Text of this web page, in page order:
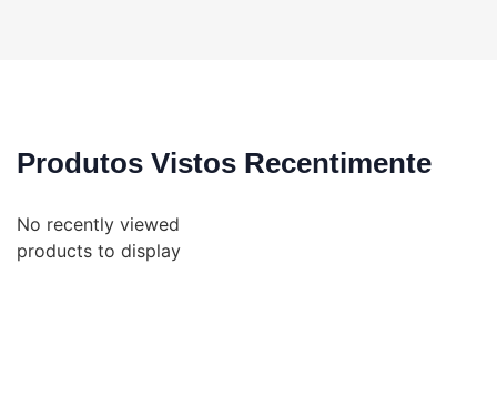
Produtos Vistos Recentimente
No recently viewed
products to display